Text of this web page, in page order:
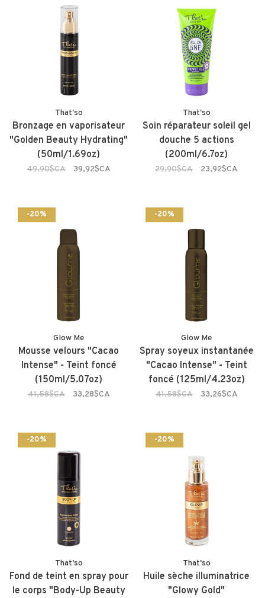
That'so
Bronzage en vaporisateur
"Golden Beauty Hydrating"
(50ml/1.69oz)
49,90$CA 39,92$CA
That'so
Soin réparateur soleil gel
douche 5 actions
(200ml/6.7oz)
29,90$CA 23,92$CA
-20%
Glow Me
Mousse velours "Cacao
Intense" - Teint foncé
(150ml/5.07oz)
41,58$CA 33,28$CA
-20%
Glow Me
Spray soyeux instantanée
"Cacao Intense" - Teint
foncé (125ml/4.23oz)
41,58$CA 33,26$CA
-20%
That'so
Fond de teint en spray pour
le corps "Body-Up Beauty
-20%
That'so
Huile sèche illuminatrice
"Glowy Gold"